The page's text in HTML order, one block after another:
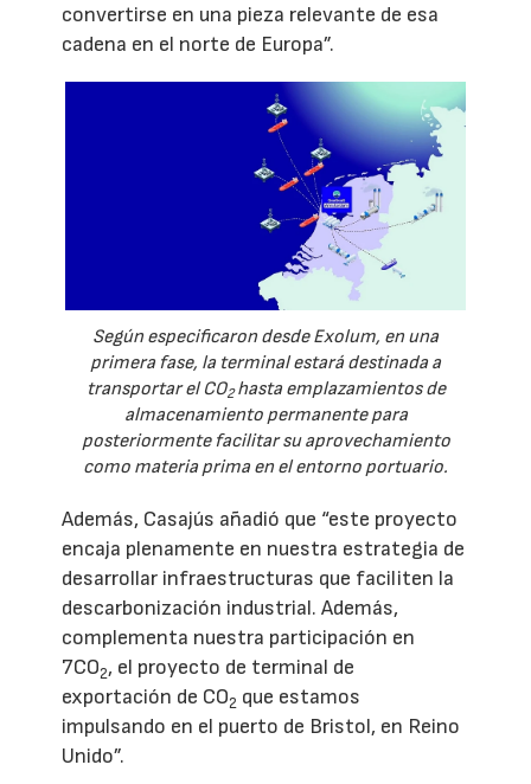
convertirse en una pieza relevante de esa
cadena en el norte de Europa”.
Según especificaron desde Exolum, en una
primera fase, la terminal estará destinada a
transportar el CO2hasta emplazamientos de
almacenamiento permanente para
posteriormente facilitar su aprovechamiento
como materia prima en el entorno portuario.
Además, Casajús añadió que “este proyecto
encaja plenamente en nuestra estrategia de
desarrollar infraestructuras que faciliten la
descarbonización industrial. Además,
complementa nuestra participación en
7CO2, el proyecto de terminal de
exportación de CO2 que estamos
impulsando en el puerto de Bristol, en Reino
Unido”.